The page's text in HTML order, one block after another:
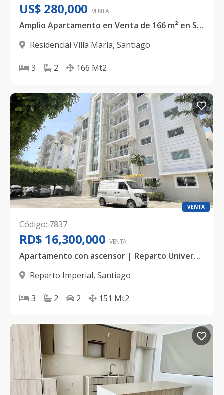
US$ 280,000 VENTA
Amplio Apartamento en Venta de 166 m² en Santiago | 3 habitaciones
Residencial Villa María, Santiago
3 2 166 Mt2
VENTA
Código: 7837
RD$ 16,300,000 VENTA
Apartamento con ascensor | Reparto Universitario, Santiago
Reparto Imperial, Santiago
3 2 2 151 Mt2